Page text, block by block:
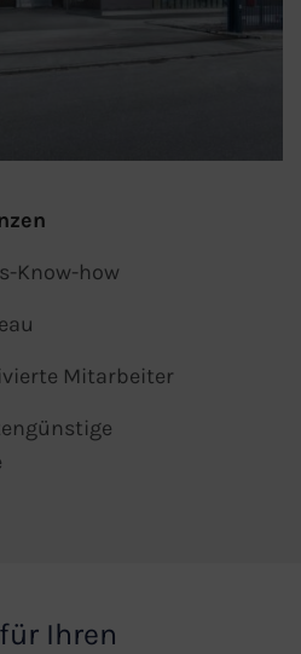
Know-how
Mitarbeiter
Ihren